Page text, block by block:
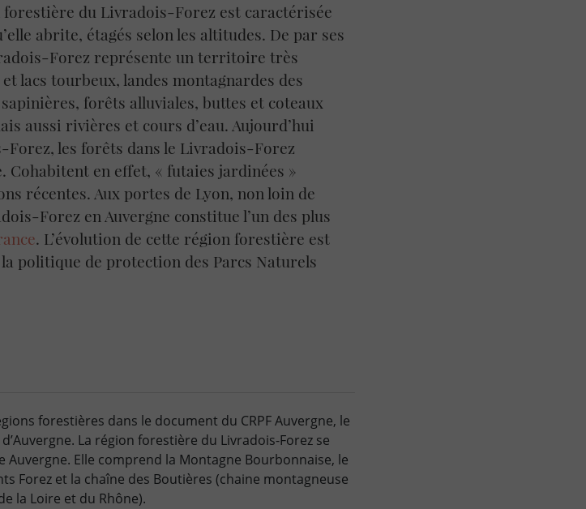
forestière du Livradois-Forez est caractérisée
abrite, étagés selon les altitudes. De par ses
Forez représente un territoire très
lacs tourbeux, landes montagnardes des
forêts alluviales, buttes et coteaux
aussi rivières et cours d’eau. Aujourd’hui
Forez, les forêts dans le Livradois-Forez
Cohabitent en effet, « futaies jardinées »
récentes. Aux portes de Lyon, non loin de
Forez en Auvergne constitue l’un des plus
. L’évolution de cette région forestière est
politique de protection des Parcs Naturels
forestières dans le document du CRPF Auvergne, le
La région forestière du Livradois-Forez se
Auvergne. Elle comprend la Montagne Bourbonnaise, le
Forez et la chaîne des Boutières (chaine montagneuse
la Loire et du Rhône).